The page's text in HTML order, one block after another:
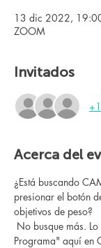
13 dic 2022,
ZOOM
Invitados
Acerca del
¿Está buscando
presionar el botón
objetivos de peso?
Programa" aquí en